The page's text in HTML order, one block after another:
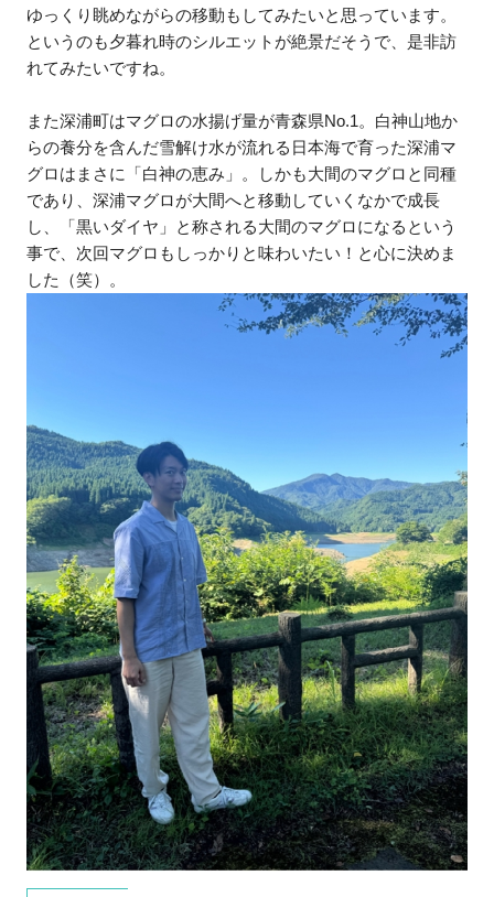
ゆっくり眺めながらの移動もしてみたいと思っています。
というのも夕暮れ時のシルエットが絶景だそうで、是非訪
れてみたいですね。
また深浦町はマグロの水揚げ量が青森県No.1。白神山地か
らの養分を含んだ雪解け水が流れる日本海で育った深浦マ
グロはまさに「白神の恵み」。しかも大間のマグロと同種
であり、深浦マグロが大間へと移動していくなかで成長
し、「黒いダイヤ」と称される大間のマグロになるという
事で、次回マグロもしっかりと味わいたい！と心に決めま
した（笑）。